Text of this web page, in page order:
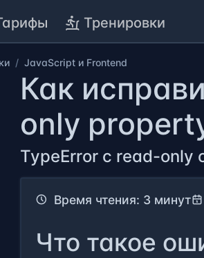
Тренировки
JavaScript и Frontend
Как
only
TypeError с read-only
Время чтения: 3 минут
Что такое